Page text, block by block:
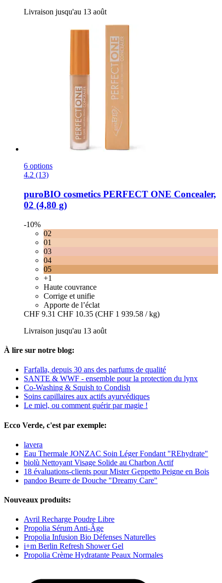
Livraison jusqu'au 13 août
6 options
4.2 (13)
puroBIO cosmetics PERFECT ONE Concealer,
02 (4,80 g)
-10%
02
01
03
04
05
+1
Haute couvrance
Corrige et unifie
Apporte de l’éclat
CHF 9.31 CHF 10.35 (CHF 1 939.58 / kg)
Livraison jusqu'au 13 août
À lire sur notre blog:
Farfalla, depuis 30 ans des parfums de qualité
SANTE & WWF - ensemble pour la protection du lynx
Co-Washing & Squish to Condish
Soins capillaires aux actifs ayurvédiques
Le miel, ou comment guérir par magie !
Ecco Verde, c'est par exemple:
lavera
Eau Thermale JONZAC Soin Léger Fondant "REhydrate"
biolù Nettoyant Visage Solide au Charbon Actif
18 évaluations-clients pour Mister Geppetto Peigne en Bois
pandoo Beurre de Douche "Dreamy Care"
Nouveaux produits:
Avril Recharge Poudre Libre
Propolia Sérum Anti-Âge
Propolia Infusion Bio Défenses Naturelles
i+m Berlin Refresh Shower Gel
Propolia Crème Hydratante Peaux Normales